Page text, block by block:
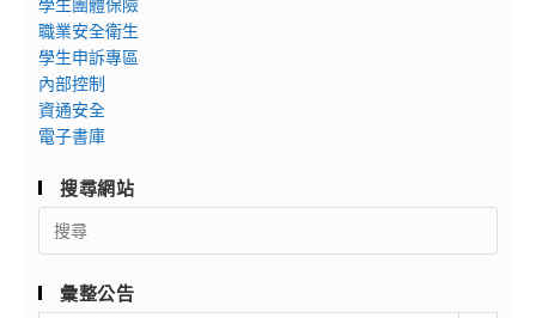
職業安全衛生
學生申訴專區
內部控制
資通安全
電子書庫
搜尋網站
Search
for:
彙整公告